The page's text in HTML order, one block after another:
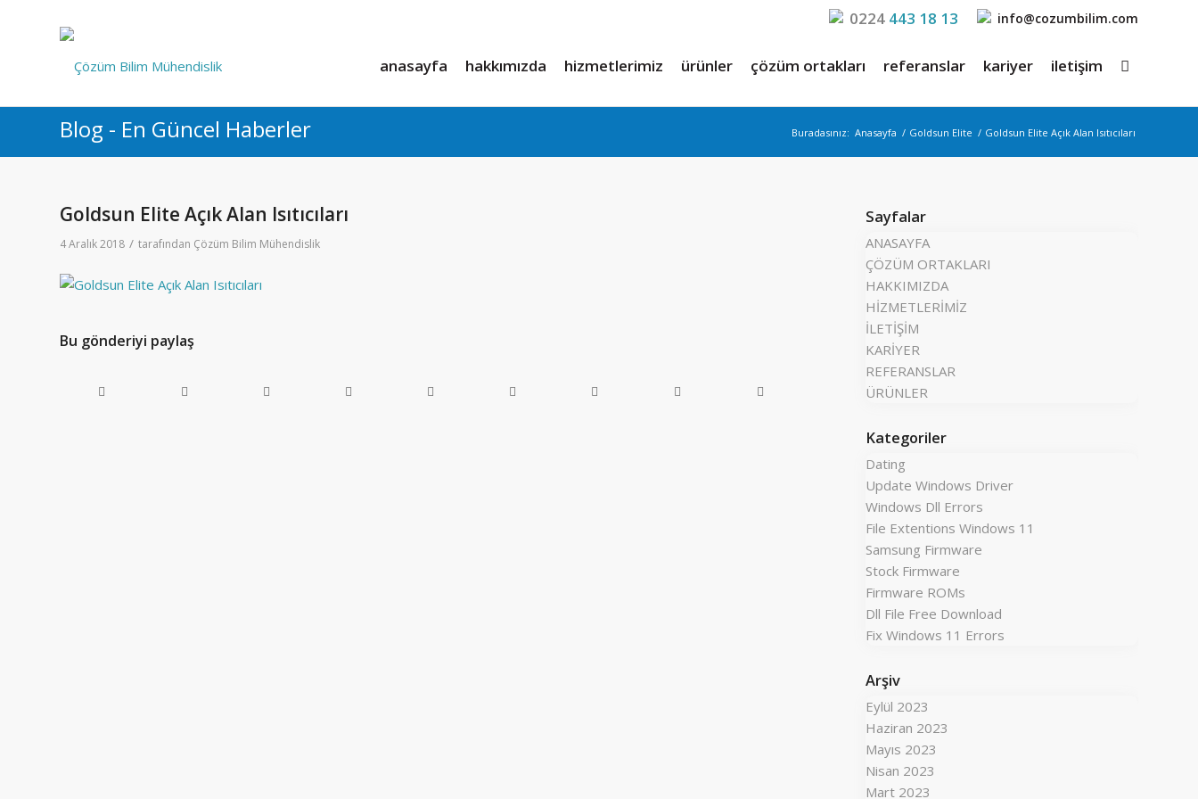
0224 443 18 13 info@cozumbilim.com
anasayfa hakkımızda hizmetlerimiz ürünler çözüm ortakları referanslar kariyer iletişim
Blog - En Güncel Haberler Buradasınız: Anasayfa / Goldsun Elite / Goldsun Elite Açık Alan Isıtıcıları
Goldsun Elite Açık Alan Isıtıcıları
4 Aralık 2018 / tarafından Çözüm Bilim Mühendislik
Bu gönderiyi paylaş
Sayfalar
ANASAYFA
ÇÖZÜM ORTAKLARI
HAKKIMIZDA
HİZMETLERİMİZ
İLETİŞİM
KARİYER
REFERANSLAR
ÜRÜNLER
Kategoriler
Dating
Update Windows Driver
Windows Dll Errors
File Extentions Windows 11
Samsung Firmware
Stock Firmware
Firmware ROMs
Dll File Free Download
Fix Windows 11 Errors
Arşiv
Eylül 2023
Haziran 2023
Mayıs 2023
Nisan 2023
Mart 2023